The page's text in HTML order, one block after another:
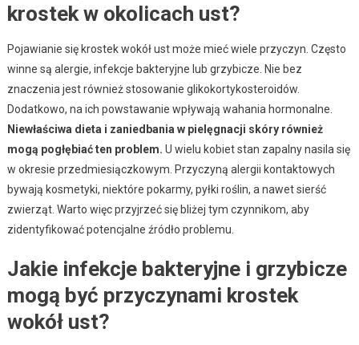
krostek w okolicach ust?
Pojawianie się krostek wokół ust może mieć wiele przyczyn. Często
winne są alergie, infekcje bakteryjne lub grzybicze. Nie bez
znaczenia jest również stosowanie glikokortykosteroidów.
Dodatkowo, na ich powstawanie wpływają wahania hormonalne.
Niewłaściwa dieta i zaniedbania w pielęgnacji skóry również
mogą pogłębiać ten problem. U wielu kobiet stan zapalny nasila się
w okresie przedmiesiączkowym. Przyczyną alergii kontaktowych
bywają kosmetyki, niektóre pokarmy, pyłki roślin, a nawet sierść
zwierząt. Warto więc przyjrzeć się bliżej tym czynnikom, aby
zidentyfikować potencjalne źródło problemu.
Jakie infekcje bakteryjne i grzybicze
mogą być przyczynami krostek
wokół ust?